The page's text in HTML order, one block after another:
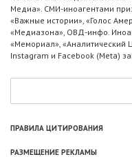
Медиа». СМИ-иноагентами
«Важные истории», «Голос
«Медиазона», ОВД-инфо.
«Мемориал», «Аналитический
Instagram и Facebook (Metа)
ПРАВИЛА ЦИТИРОВАНИЯ
РАЗМЕЩЕНИЕ РЕКЛАМЫ